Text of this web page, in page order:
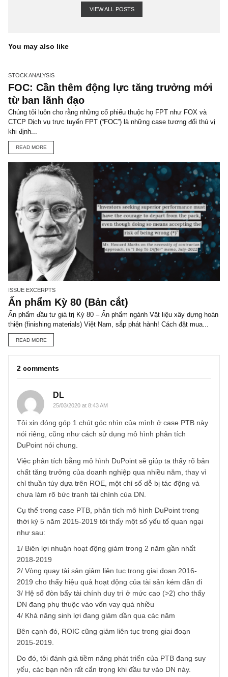
TGN_Skopos
Biên tập viên, Chuyên viên phân tích cao cấp, Người quan
skopos@newslettervietnam.com
VIEW ALL POSTS
You may also like
STOCK ANALYSIS
FOC: Cần thêm động lực tăng trưởng
từ ban lãnh đạo
Chúng tôi luôn cho rằng những cổ phiếu thuộc họ FPT như FOX
CTCP Dịch vụ trực tuyến FPT (“FOC”) là những case tương đối
khi định...
READ MORE
Ấn phẩm Kỳ 80 (Bản cắt)
Ấn phẩm đầu tư giá trị Kỳ 80 – Ấn phẩm ngành Vật liệu xây dựng
thiện (finishing materials) Việt Nam, sắp phát hành! Cách đặt
2 comments
DL
25/03/2020 at 8:43 AM
Tôi xin đóng góp 1 chút góc nhìn của mình ở case PTB
nói riêng, cũng như cách sử dụng mô hình phân tích
DuPoint nói chung.